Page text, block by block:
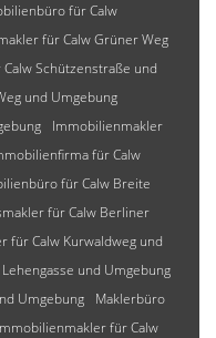
für Calw
für Calw Grüner Weg
Schützenstraße und
und Umgebung
Immobilienmakler
für Calw
für Calw Breite
für Calw Berliner
für Calw Kurwaldweg und
und Umgebung
Umgebung
Maklerbüro
für Calw